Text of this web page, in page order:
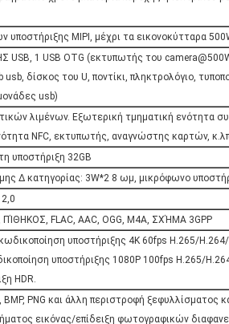
υποστήριξης MIPI, μέχρι τα εικονοκύτταρα
USB, 1 USB OTG (εκτυπωτής του
usb, δίσκος του U, ποντίκι, πληκτρολόγιο,
usb)
λιμένων. Εξωτερική τμηματική ενότητα
NFC, εκτυπωτής, αναγνώστης καρτών,
υποστήριξη 32GB
Δ κατηγορίας: 3W*2 8 ωμ, μικρόφωνο
ΠΊΘΗΚΟΣ, FLAC, AAC, OGG, M4A, ΣΧΉΜΑ 3GPP
υποστήριξης 4K 60fps H.265/H.264/
υποστήριξης 1080P 100fps H.265/
HDR.
BMP, PNG και άλλη περιστροφή ξεφυλλίσματος
εικόνας/επίδειξη φωτογραφικών